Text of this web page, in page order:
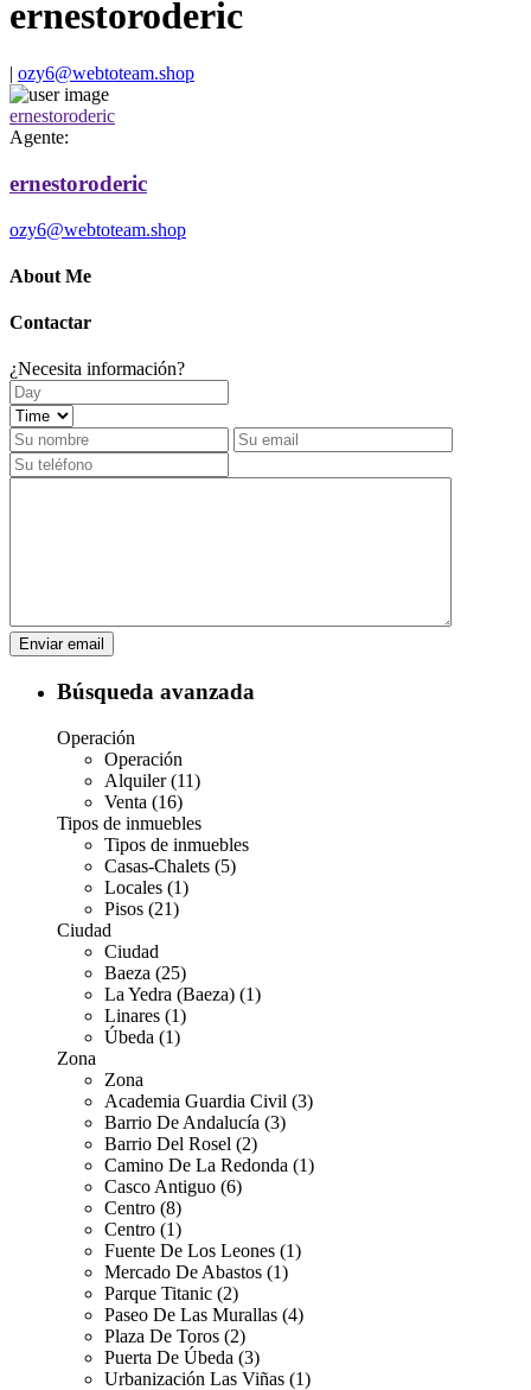
ernestoroderic
| ozy6@webtoteam.shop
ernestoroderic
Agente:
ernestoroderic
ozy6@webtoteam.shop
About Me
Contactar
¿Necesita información?
Búsqueda avanzada
Operación
Operación
Alquiler (11)
Venta (16)
Tipos de inmuebles
Tipos de inmuebles
Casas-Chalets (5)
Locales (1)
Pisos (21)
Ciudad
Ciudad
Baeza (25)
La Yedra (Baeza) (1)
Linares (1)
Úbeda (1)
Zona
Zona
Academia Guardia Civil (3)
Barrio De Andalucía (3)
Barrio Del Rosel (2)
Camino De La Redonda (1)
Casco Antiguo (6)
Centro (8)
Centro (1)
Fuente De Los Leones (1)
Mercado De Abastos (1)
Parque Titanic (2)
Paseo De Las Murallas (4)
Plaza De Toros (2)
Puerta De Úbeda (3)
Urbanización Las Viñas (1)